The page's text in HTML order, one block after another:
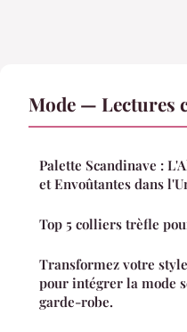
Mode — Lectures
Palette Scandinave :
et Envoûtantes dans
Top 5 colliers trèfle
Transformez votre
pour intégrer la mode
garde-robe.